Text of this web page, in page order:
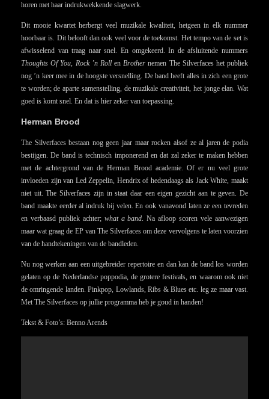
horen met haar indrukwekkende slagwerk.
Dit mooie kwartet herbergt veel muzikale kwaliteit, hetgeen in elk nummer
hoorbaar is. Dit belooft dan ook veel voor de toekomst. Het tempo van de set is
afwisselend van traag naar snel. En omgekeerd. In de afsluitende nummers
Thoughts Of You, Rock ’n RollenBrother nemen The Silverfaces het publiek
nog ’n keer mee in de hoogste versnelling. De band heeft alles in zich een grote
te worden; de aparte samenstelling, de muzikale creativiteit, het jonge elan. Wat
goed is komt snel. En dat is hier zeker van toepassing.
Herman Brood
The Silverfaces bestaan nog geen jaar maar rocken alsof ze al jaren de podia
bestijgen. De band is technisch imponerend en dat zal zeker te maken hebben
met de achtergrond van de Herman Brood academie. Of er nu veel grote
invloeden zijn van Led Zeppelin, Hendrix of hedendaags als Jack White, maakt
niet uit. The Silverfaces zijn in staat daar een eigen gezicht aan te geven. De
band maakte eerder al indruk bij velen. En ook vanavond laten ze een tevreden
en verbaasd publiek achter; what a band. Na afloop scoren vele aanwezigen
maar wat graag de EP van The Silverfaces om deze vervolgens te laten voorzien
van de handtekeningen van de bandleden.
Nu nog werken aan een uitgebreider repertoire en dan kan de band los worden
gelaten op de Nederlandse poppodia, de grotere festivals, en waarom ook niet
de omringende landen. Pinkpop, Lowlands, Ribs & Blues etc. leg ze maar vast.
Met The Silverfaces op jullie programma heb je goud in handen!
Tekst & Foto’s: Benno Arends